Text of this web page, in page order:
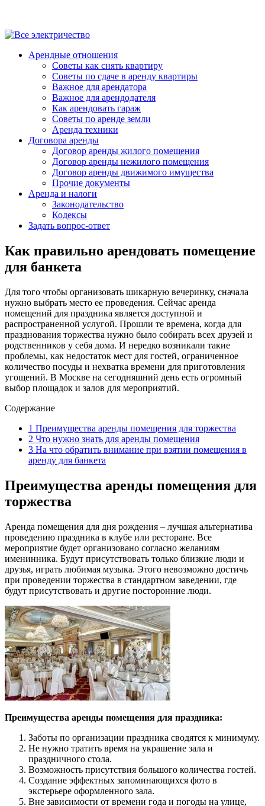
Арендные отношения
Советы как снять квартиру
Советы по сдаче в аренду квартиры
Важное для арендатора
Важное для арендодателя
Как арендовать гараж
Советы по аренде земли
Аренда техники
Договора аренды
Договор аренды жилого помещения
Договор аренды нежилого помещения
Договор аренды движимого имущества
Прочие документы
Аренда и налоги
Законодательство
Кодексы
Задать вопрос-ответ
Как правильно арендовать помещение
для банкета
Для того чтобы организовать шикарную вечеринку, сначала
нужно выбрать место ее проведения. Сейчас аренда
помещений для праздника является доступной и
распространенной услугой. Прошли те времена, когда для
празднования торжества нужно было собирать всех друзей и
родственников у себя дома. И нередко возникали такие
проблемы, как недостаток мест для гостей, ограниченное
количество посуды и нехватка времени для приготовления
угощений. В Москве на сегодняшний день есть огромный
выбор площадок и залов для мероприятий.
Содержание
1 Преимущества аренды помещения для торжества
2 Что нужно знать для аренды помещения
3 На что обратить внимание при взятии помещения в
аренду для банкета
Преимущества аренды помещения для
торжества
Аренда помещения для дня рождения – лучшая альтернатива
проведению праздника в клубе или ресторане. Все
мероприятие будет организовано согласно желаниям
именинника. Будут присутствовать только близкие люди и
друзья, играть любимая музыка. Этого невозможно достичь
при проведении торжества в стандартном заведении, где
будут присутствовать и другие посторонние люди.
Преимущества аренды помещения для праздника:
Заботы по организации праздника сводятся к минимуму.
Не нужно тратить время на украшение зала и
праздничного стола.
Возможность присутствия большого количества гостей.
Создание эффектных запоминающихся фото в
экстерьере оформленного зала.
Вне зависимости от времени года и погоды на улице,